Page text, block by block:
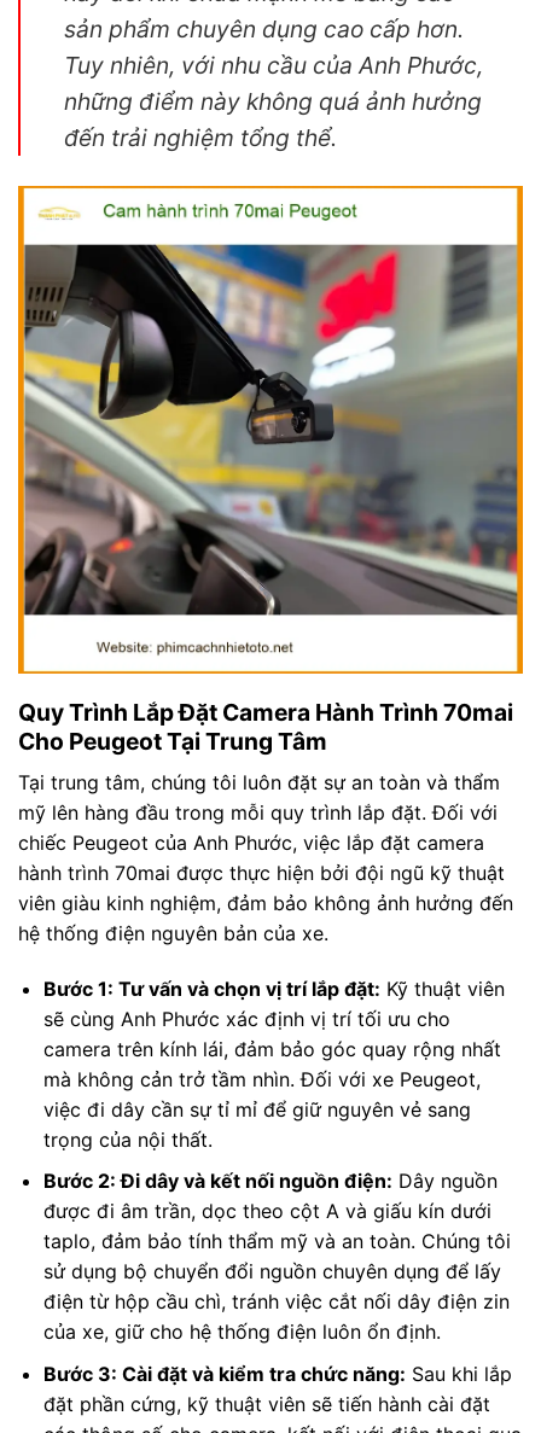
sản phẩm chuyên dụng cao cấp hơn.
Tuy nhiên, với nhu cầu của Anh Phước,
những điểm này không quá ảnh hưởng
đến trải nghiệm tổng thể.
Quy Trình Lắp Đặt Camera Hành Trình 70mai
Cho Peugeot Tại Trung Tâm
Tại trung tâm, chúng tôi luôn đặt sự an toàn và thẩm
mỹ lên hàng đầu trong mỗi quy trình lắp đặt. Đối với
chiếc Peugeot của Anh Phước, việc lắp đặt camera
hành trình 70mai được thực hiện bởi đội ngũ kỹ thuật
viên giàu kinh nghiệm, đảm bảo không ảnh hưởng đến
hệ thống điện nguyên bản của xe.
Bước 1: Tư vấn và chọn vị trí lắp đặt: Kỹ thuật viên
sẽ cùng Anh Phước xác định vị trí tối ưu cho
camera trên kính lái, đảm bảo góc quay rộng nhất
mà không cản trở tầm nhìn. Đối với xe Peugeot,
việc đi dây cần sự tỉ mỉ để giữ nguyên vẻ sang
trọng của nội thất.
Bước 2: Đi dây và kết nối nguồn điện: Dây nguồn
được đi âm trần, dọc theo cột A và giấu kín dưới
taplo, đảm bảo tính thẩm mỹ và an toàn. Chúng tôi
sử dụng bộ chuyển đổi nguồn chuyên dụng để lấy
điện từ hộp cầu chì, tránh việc cắt nối dây điện zin
của xe, giữ cho hệ thống điện luôn ổn định.
Bước 3: Cài đặt và kiểm tra chức năng: Sau khi lắp
đặt phần cứng, kỹ thuật viên sẽ tiến hành cài đặt